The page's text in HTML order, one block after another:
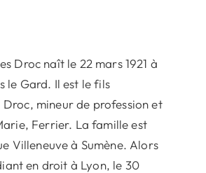
Droc naît le 22 mars 1921 à
le Gard. Il est le fils
Droc, mineur de profession et
Ferrier. La famille est
Villeneuve à Sumène. Alors
en droit à Lyon, le 30